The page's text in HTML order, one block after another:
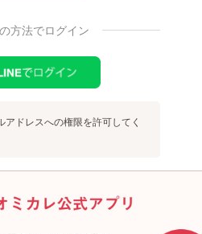
方法でログイン
アドレスへの権限を許可してく